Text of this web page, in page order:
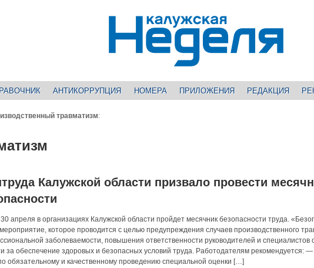
АНТИКОРРУПЦИЯ НОМЕРА ПРИЛОЖЕНИЯ РЕДАКЦИЯ
травматизм:
Калужской области призвало провести
апреля в организациях Калужской области пройдет месячник безопасности труда.
которое проводится с целью предупреждения случаев производственного
заболеваемости, повышения ответственности руководителей и специалистов
за обеспечение здоровых и безопасных условий труда. Работодателям рекомендуется:
обязательному и качественному проведению специальной оценки […]